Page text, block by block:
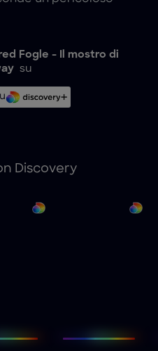
Fogle - Il mostro di
su
Discovery